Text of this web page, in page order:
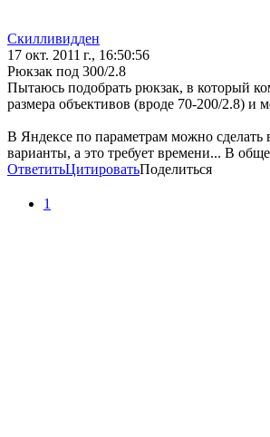
Скилливидден
17 окт. 2011 г., 16:50:56
Рюкзак под 300/2.8
Пытаюсь подобрать рюкзак, в который
размера объективов (вроде 70-200/2.8)
В Яндексе по параметрам можно сделать
варианты, а это требует времени... В
ОтветитьЦитироватьПоделиться
1